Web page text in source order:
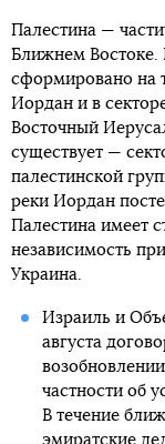
Палестина —
Ближнем Востоке.
сформировано на
Иордан и в
Восточный
существует —
палестинской
реки Иордан
Палестина имеет
независимость
Украина.
Израиль и
августа
частности об
В течение
эмиратские